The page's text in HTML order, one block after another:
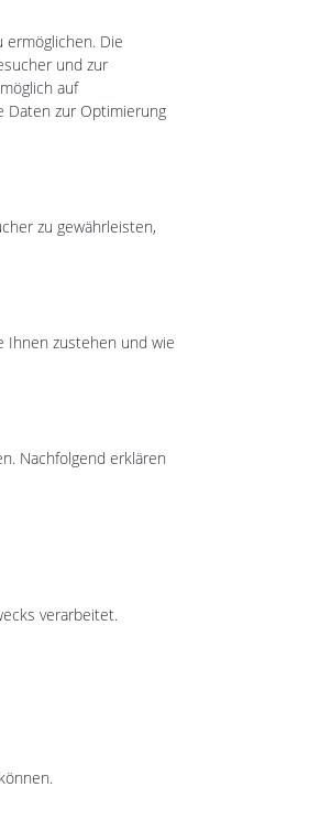
Die
und zur
auf
Daten zur Optimierung
zu gewährleisten,
Ihnen zustehen und wie
Nachfolgend erklären
verarbeitet.